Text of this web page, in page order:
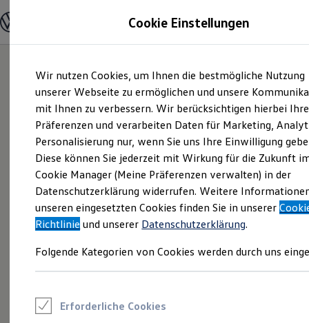
Hauptinhalt
springen
Footer
springen
Modelle und Konfigurator
Modelle vergleichen
Elektroautos
ENERGY Sondermodelle
Nutzfahrzeuge
SUV und CUV
Familienautos
Kombis
Kompaktwagen
Sportwagen
Schnell verfügbare Fahrzeuge
Angebote und Produkte
Aktuelle Angebote
E-Auto-Förderung
Volkswagen Marktplatz
Junge Gebrauchtwagen und Gebrauchtwagen
Saisonangebote
Cookie Einstellungen
Wir nutzen Cookies, um Ihnen die bestmögliche Nutzung
unserer Webseite zu ermöglichen und unsere
mit Ihnen zu verbessern. Wir berücksichtigen hierbei Ihre
Präferenzen und verarbeiten Daten für Marketing,
Personalisierung nur, wenn Sie uns Ihre Einwilligung
Diese können Sie jederzeit mit Wirkung für die Zukunft
Cookie Manager (Meine Präferenzen verwalten) in der
Datenschutzerklärung widerrufen. Weitere
unseren eingesetzten Cookies finden Sie in unserer
Richtlinie und unserer Datenschutzerklärung.
Folgende Kategorien von Cookies werden durch uns
Erforderliche Cookies